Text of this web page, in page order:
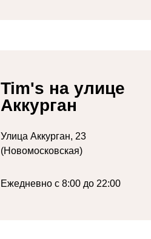
Tim's на улице
Аккурган
Улица Аккурган, 23
(Новомосковская)
Ежедневно с 8:00 до 22:00